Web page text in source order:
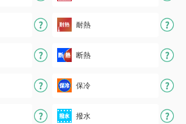
耐熱
断熱
保冷
撥水